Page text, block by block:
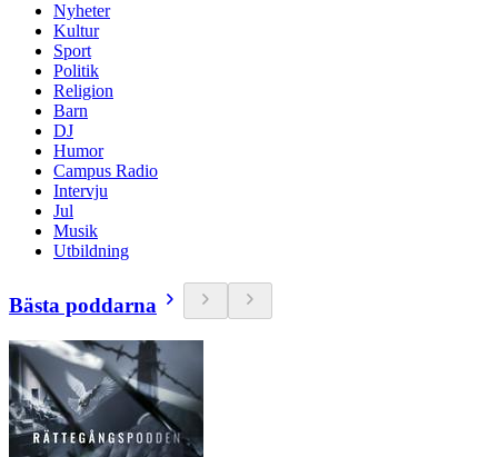
Nyheter
Kultur
Sport
Politik
Religion
Barn
DJ
Humor
Campus Radio
Intervju
Jul
Musik
Utbildning
Bästa poddarna